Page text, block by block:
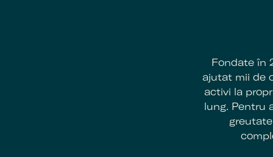
Fondate în
ajutat mii de
activi la
lung. Pentru